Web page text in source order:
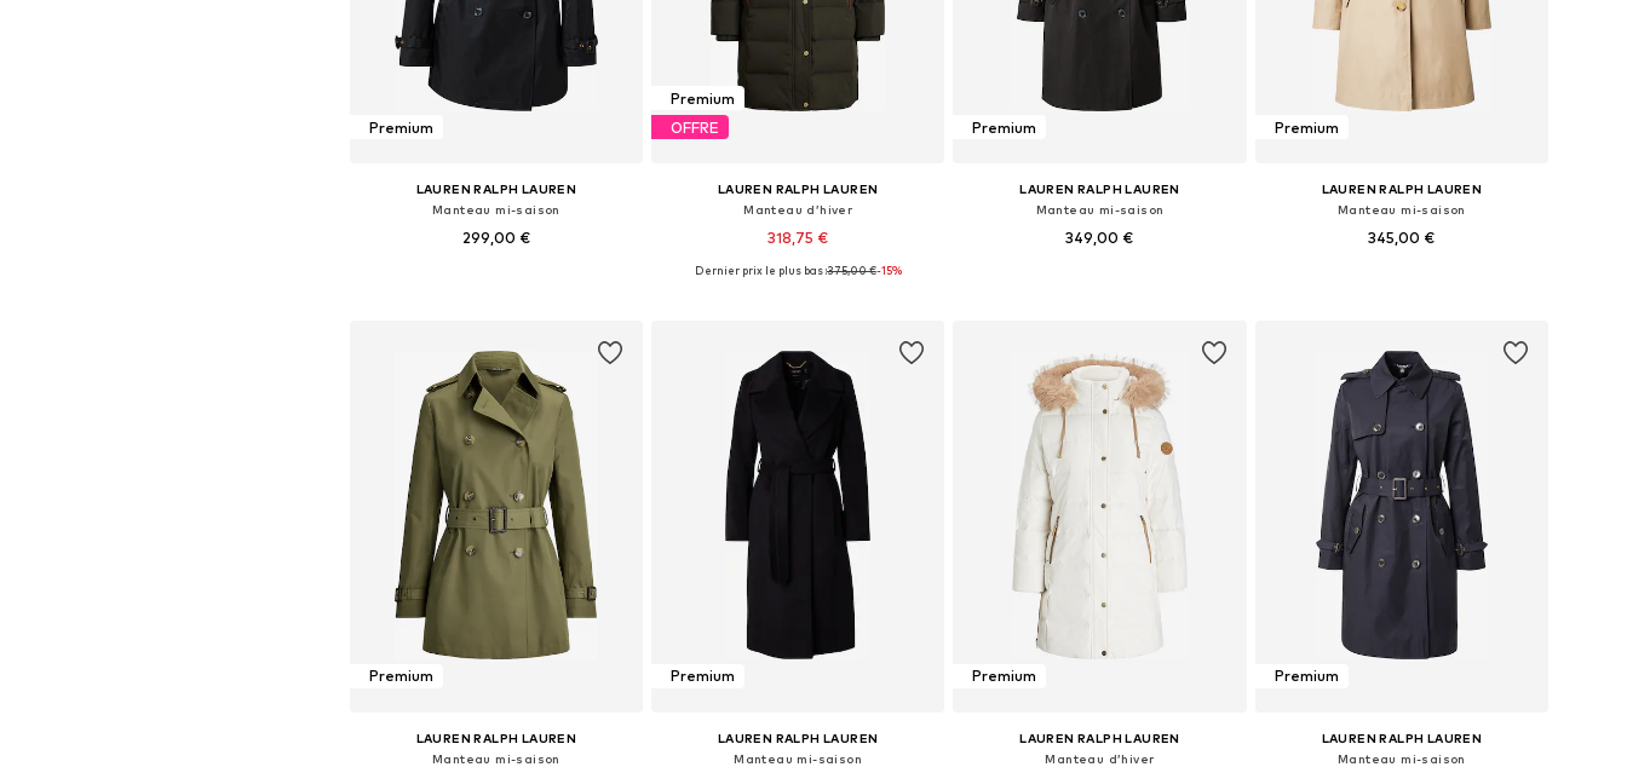
Premium
LAUREN RALPH LAUREN
Manteau mi-saison
299,00 €
Premium
OFFRE
LAUREN RALPH LAUREN
Manteau d’hiver
318,75 €
Tailles disponibles: XS, S, M, L
Dernier prix le plus bas :375,00 €-15%
Premium
LAUREN RALPH LAUREN
Manteau mi-saison
349,00 €
Premium
LAUREN RALPH LAUREN
Manteau mi-saison
345,00 €
Premium
LAUREN RALPH LAUREN
Manteau mi-saison
Premium
LAUREN RALPH LAUREN
Manteau mi-saison
Premium
LAUREN RALPH LAUREN
Manteau d’hiver
Premium
LAUREN RALPH LAUREN
Manteau mi-saison